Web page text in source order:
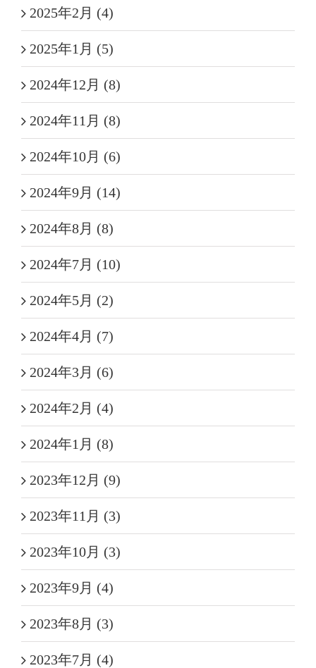
2025年2月 (4)
2025年1月 (5)
2024年12月 (8)
2024年11月 (8)
2024年10月 (6)
2024年9月 (14)
2024年8月 (8)
2024年7月 (10)
2024年5月 (2)
2024年4月 (7)
2024年3月 (6)
2024年2月 (4)
2024年1月 (8)
2023年12月 (9)
2023年11月 (3)
2023年10月 (3)
2023年9月 (4)
2023年8月 (3)
2023年7月 (4)